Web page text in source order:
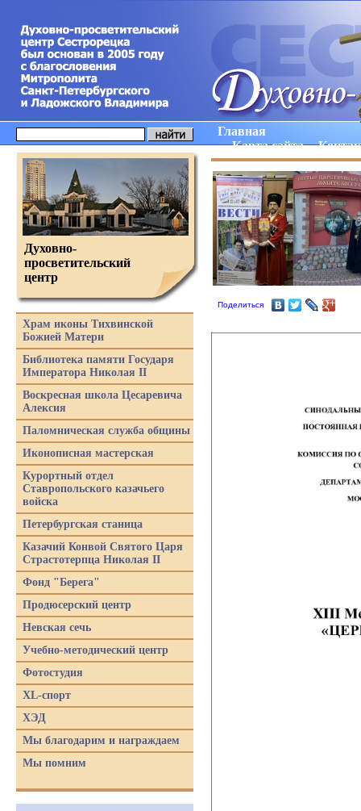
Главная
Карта сайта
Поделиться
Духовно-
просветительский
центр
Храм иконы Тихвинской
Божией Матери
Библиотека памяти Государя
Императора Николая II
Воскресная школа Цесаревича
Алексия
Паломническая служба общины
Иконописная мастерская
Курортный отдел
Ставропольского казачьего
войска
Петербургская станица
Казачий Конвой Святого Царя
Страстотерпца Николая II
Фонд "Берега"
Продюсерский центр
Невская сечь
Учебно-методический центр
Фотостудия
XL-спорт
ХЭД
Мы благодарим и награждаем
Мы помним